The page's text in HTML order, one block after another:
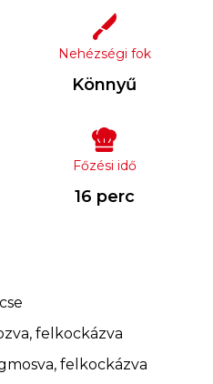
Nehézségi fok
Könnyű
Főzési idő
16 perc
felkockázva
felkockázva